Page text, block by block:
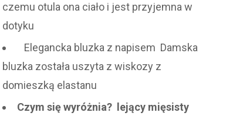
czemu otula ona ciało i jest przyjemna w
dotyku
Elegancka bluzka z napisem Damska
bluzka została uszyta z wiskozy z
domieszką elastanu
Czym się wyróżnia? lejący mięsisty